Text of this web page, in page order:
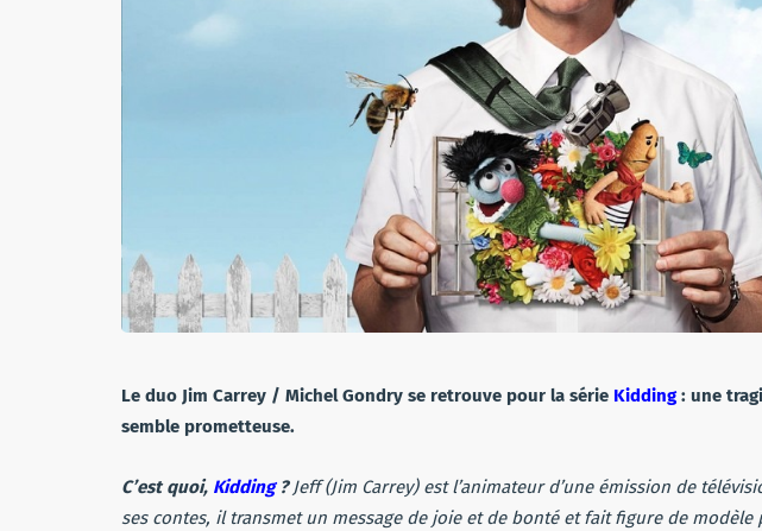
Le duo Jim Carrey / Michel Gondry se retrouve pour la série Kidding: une
semble prometteuse.
C’est quoi, Kidding ?Jeff (Jim Carrey) est l’animateur d’une émission de
ses contes, il transmet un message de joie et de bonté et fait figure de modèle